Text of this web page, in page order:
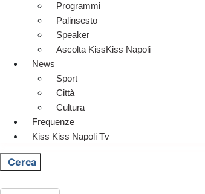
Programmi
Palinsesto
Speaker
Ascolta KissKiss Napoli
News
Sport
Città
Cultura
Frequenze
Kiss Kiss Napoli Tv
Cerca